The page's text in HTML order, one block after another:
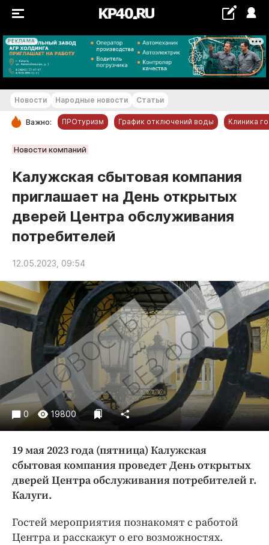
РЕКЛАМА
+20...+21 °С
РУБРИКИ
Новости компаний
Статьи
Народные новости
Авто и транспорт
Благоустройство
Культура
Недвижимость и ЖКХ
Образование
Общество
Погода
Праздники
Происшествия
Спорт
ПРОЕКТЫ
Блоги
Медиаперсона
Интересное чтиво
Новости Народные новости Статьи
Важно: ПРОтуризм График отключений воды Клиника
Новости компаний
Калужская сбытовая компания
приглашает на День открытых
дверей Центра обслуживания
потребителей
12.05.2023, 09:54
0 19800
19 мая 2023 года (пятница) Калужская
сбытовая компания проведет День открытых
дверей Центра обслуживания потребителей г.
Калуги.
Гостей мероприятия познакомят с работой
Центра и расскажут о его возможностях.